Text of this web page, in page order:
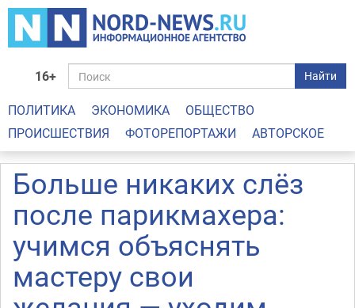
16+ Найти
ПОЛИТИКА ЭКОНОМИКА
ОБЩЕСТВО
ПРОИСШЕСТВИЯ
ФОТОРЕПОРТАЖИ АВТОРСКОЕ
Больше никаких слёз
после парикмахера:
учимся объяснять
мастеру свои